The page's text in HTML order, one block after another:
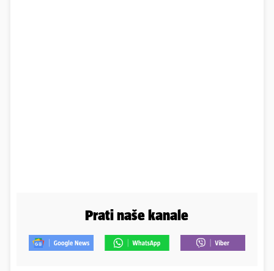
Prati naše kanale